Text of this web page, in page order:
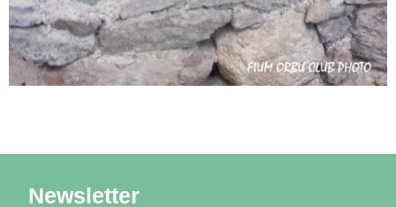
Newsletter